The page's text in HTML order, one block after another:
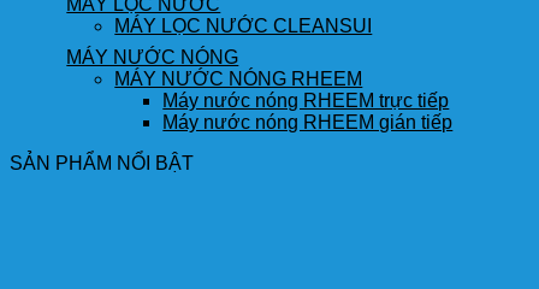
MÁY LỌC NƯỚC
MÁY LỌC NƯỚC CLEANSUI
MÁY NƯỚC NÓNG
MÁY NƯỚC NÓNG RHEEM
Máy nước nóng RHEEM trực tiếp
Máy nước nóng RHEEM gián tiếp
SẢN PHẨM NỔI BẬT